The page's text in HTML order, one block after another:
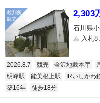
2,303
石川県
入札
2026.8.7 競売 金沢地裁本庁
明峰駅
能美根上駅 IRいしかわ
築16年
徒歩18分